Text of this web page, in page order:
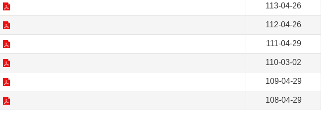
113-04-26
112-04-26
111-04-29
110-03-02
109-04-29
108-04-29